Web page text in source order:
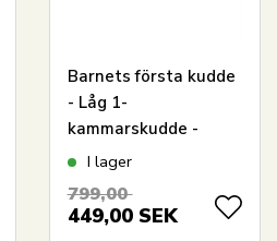
Barnets första kudde
- Låg 1-
kammarskudde -
Huvudkudde 60x63
Sleep
I lager
799,00
449,00 SEK